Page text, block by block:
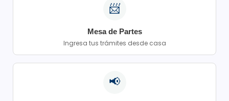
📨
Mesa de Partes
Ingresa tus trámites desde casa
📢